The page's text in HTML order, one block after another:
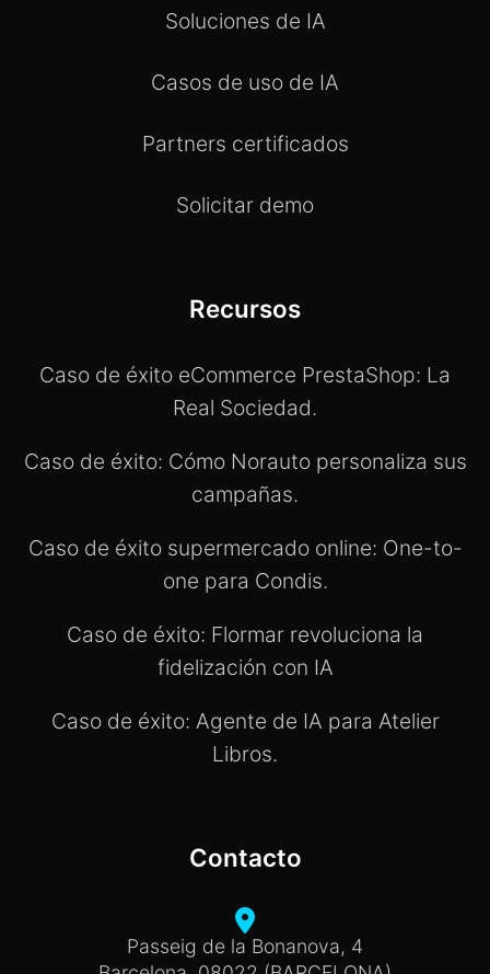
Soluciones de IA
Casos de uso de IA
Partners certificados
Solicitar demo
Recursos
Caso de éxito eCommerce PrestaShop: La
Real Sociedad.
Caso de éxito: Cómo Norauto personaliza sus
campañas.
Caso de éxito supermercado online: One-to-
one para Condis.
Caso de éxito: Flormar revoluciona la
fidelización con IA
Caso de éxito: Agente de IA para Atelier
Libros.
Contacto
Passeig de la Bonanova, 4